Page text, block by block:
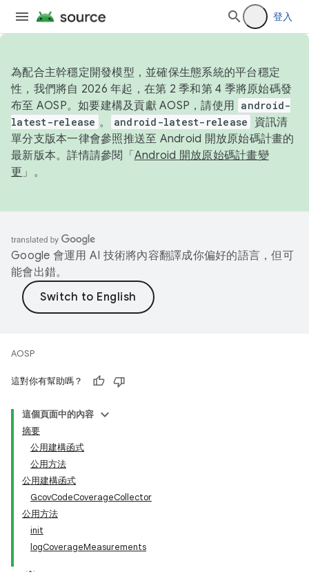
登入
為配合主幹穩定開發模型，並確保生態系統的平台穩定
性，我們將自 2026 年起，在第 2 季和第 4 季將原始碼發
布至 AOSP。如要建構及貢獻 AOSP，請使用 android-
latest-release 。 android-latest-release
資訊清
單分支版本一律會參照推送至 Android 開放原始碼計畫的
最新版本。詳情請參閱「 Android 開放原始碼計畫變
更 」。
Google 會運用 AI 技術將內容翻譯成你偏好的語言，但可
能會出錯。
AOSP
這對你有幫助嗎？
這個頁面中的內容
摘要
公用建構函式
公用方法
公用建構函式
GcovCodeCoverageCollector
公用方法
init
logCoverageMeasurements